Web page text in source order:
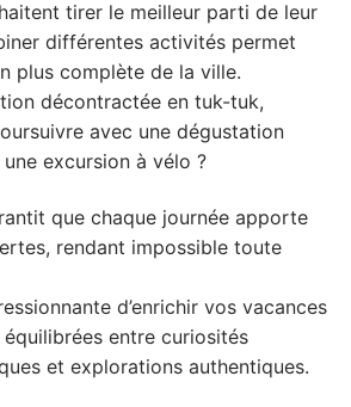
tirer le meilleur parti de leur
différentes activités permet
plus complète de la ville.
décontractée en tuk-tuk,
avec une dégustation
excursion à vélo ?
que chaque journée apporte
rendant impossible toute
d’enrichir vos vacances
entre curiosités
et explorations authentiques.